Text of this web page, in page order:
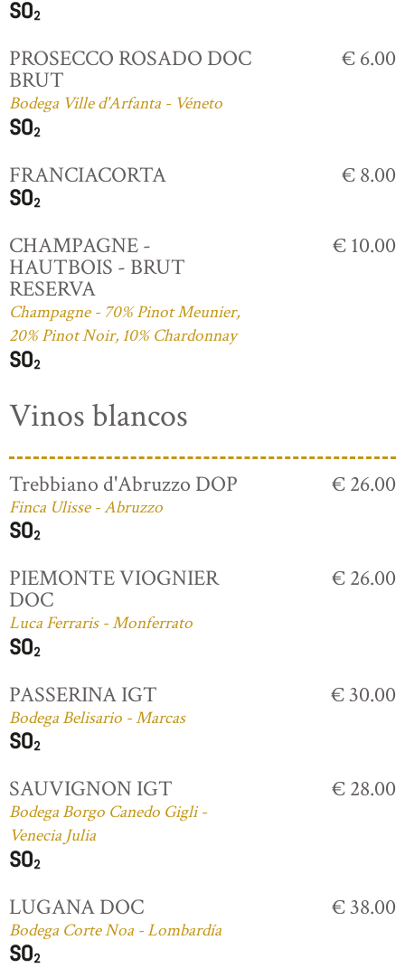
PROSECCO ROSADO DOC
BRUT
Bodega Ville d'Arfanta - Véneto
€ 6.00
FRANCIACORTA € 8.00
CHAMPAGNE -
HAUTBOIS - BRUT
RESERVA
Champagne - 70% Pinot Meunier,
20% Pinot Noir, 10% Chardonnay
€ 10.00
Vinos blancos
Trebbiano d'Abruzzo DOP
Finca Ulisse - Abruzzo
€ 26.00
PIEMONTE VIOGNIER
DOC
Luca Ferraris - Monferrato
€ 26.00
PASSERINA IGT
Bodega Belisario - Marcas
€ 30.00
SAUVIGNON IGT
Bodega Borgo Canedo Gigli -
Venecia Julia
€ 28.00
LUGANA DOC
Bodega Corte Noa - Lombardía
€ 38.00